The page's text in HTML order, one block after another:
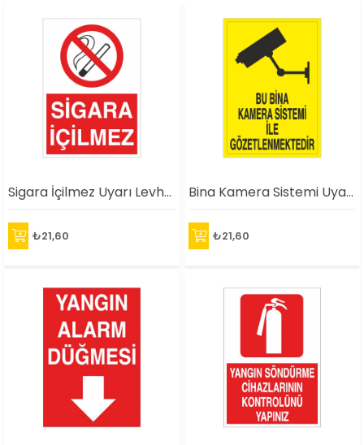
Sigara İçilmez Uyarı Levhası
₺21,60
Bina Kamera Sistemi Uyarı Levhası
₺21,60